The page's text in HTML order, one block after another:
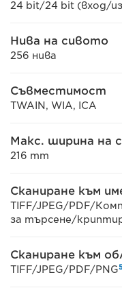
24 bit/24 bit (вход/
Нива на сивото
256 нива
Съвместимост
TWAIN, WIA, ICA
Макс. ширина на
216 mm
Сканиране към
TIFF/JPEG/PDF/
за търсене/
Сканиране към
TIFF/JPEG/PDF/PNG